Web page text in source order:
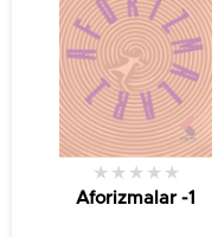
Aforizmalar -1
★ ★ ★ ★ ★